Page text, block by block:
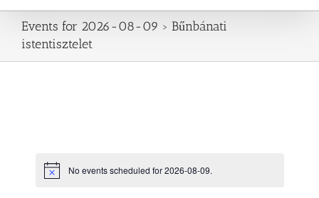
Events for 2026-08-09 › Bűnbánati
istentisztelet
No events scheduled for 2026-08-09.